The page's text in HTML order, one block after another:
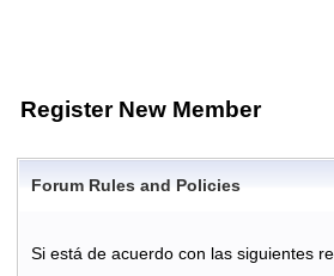
Register New Member
Forum Rules and Policies
Si está de acuerdo con las siguientes